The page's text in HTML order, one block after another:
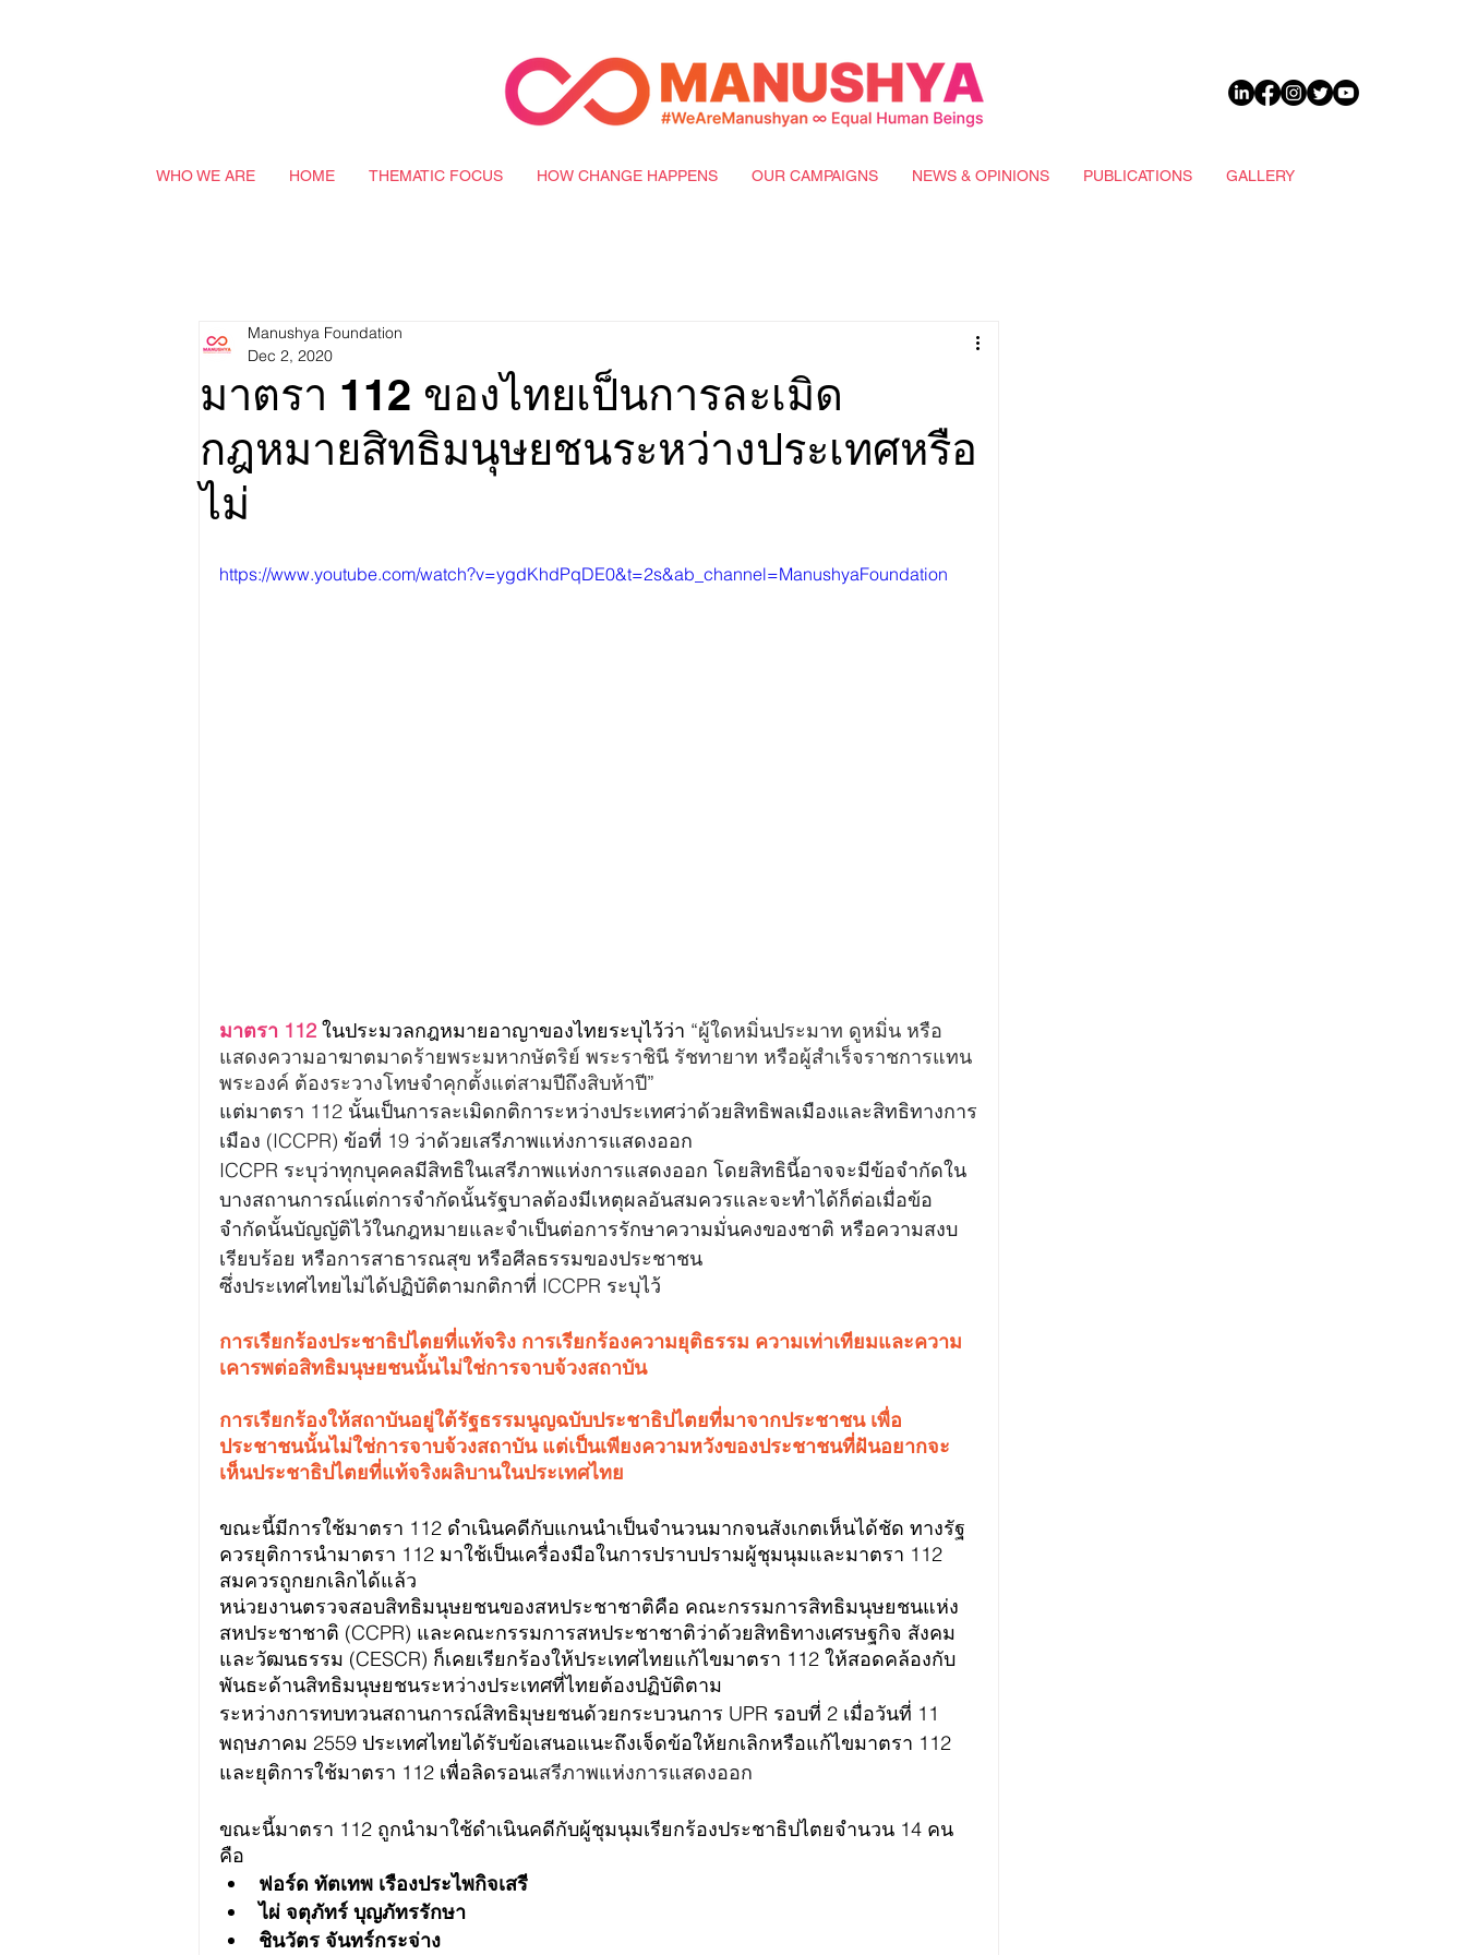
WHO WE ARE HOME THEMATIC FOCUS HOW CHANGE HAPPENS OUR CAMPAIGNS NEWS & OPINIONS PUBLICATIONS GALLERY
มาตรา 112 ของไทยเป็นการละเมิด
กฎหมายสิทธิมนุษยชนระหว่างประเทศหรือ
ไม่
Manushya Foundation
Dec 2, 2020
https://www.youtube.com/watch?v=ygdKhdPqDE0&t=2s&ab_channel=ManushyaFoundation
มาตรา 112 ในประมวลกฎหมายอาญาของไทยระบุไว้ว่า “ผู้ใดหมิ่นประมาท ดูหมิ่น หรือ
แสดงความอาฆาตมาดร้ายพระมหากษัตริย์ พระราชินี รัชทายาท หรือผู้สำเร็จราชการแทน
พระองค์ ต้องระวางโทษจำคุกตั้งแต่สามปีถึงสิบห้าปี”
แต่มาตรา 112 นั้นเป็นการละเมิดกติการะหว่างประเทศว่าด้วยสิทธิพลเมืองและสิทธิทางการ
เมือง (ICCPR) ข้อที่ 19 ว่าด้วยเสรีภาพแห่งการแสดงออก
ICCPR ระบุว่าทุกบุคคลมีสิทธิในเสรีภาพแห่งการแสดงออก โดยสิทธินี้อาจจะมีข้อจำกัดใน
บางสถานการณ์แต่การจำกัดนั้นรัฐบาลต้องมีเหตุผลอันสมควรและจะทำได้ก็ต่อเมื่อข้อ
จำกัดนั้นบัญญัติไว้ในกฎหมายและจำเป็นต่อการรักษาความมั่นคงของชาติ หรือความสงบ
เรียบร้อย หรือการสาธารณสุข หรือศีลธรรมของประชาชน
ซึ่งประเทศไทยไม่ได้ปฏิบัติตามกติกาที่ ICCPR ระบุไว้
การเรียกร้องประชาธิปไตยที่แท้จริง การเรียกร้องความยุติธรรม ความเท่าเทียมและความ
เคารพต่อสิทธิมนุษยชนนั้นไม่ใช่การจาบจ้วงสถาบัน
การเรียกร้องให้สถาบันอยู่ใต้รัฐธรรมนูญฉบับประชาธิปไตยที่มาจากประชาชน เพื่อ
ประชาชนนั้นไม่ใช่การจาบจ้วงสถาบัน แต่เป็นเพียงความหวังของประชาชนที่ฝันอยากจะ
เห็นประชาธิปไตยที่แท้จริงผลิบานในประเทศไทย
ขณะนี้มีการใช้มาตรา 112 ดำเนินคดีกับแกนนำเป็นจำนวนมากจนสังเกตเห็นได้ชัด ทางรัฐ
ควรยุติการนำมาตรา 112 มาใช้เป็นเครื่องมือในการปราบปรามผู้ชุมนุมและมาตรา 112
สมควรถูกยกเลิกได้แล้ว
หน่วยงานตรวจสอบสิทธิมนุษยชนของสหประชาชาติคือ คณะกรรมการสิทธิมนุษยชนแห่ง
สหประชาชาติ (CCPR) และคณะกรรมการสหประชาชาติว่าด้วยสิทธิทางเศรษฐกิจ สังคม
และวัฒนธรรม (CESCR) ก็เคยเรียกร้องให้ประเทศไทยแก้ไขมาตรา 112 ให้สอดคล้องกับ
พันธะด้านสิทธิมนุษยชนระหว่างประเทศที่ไทยต้องปฏิบัติตาม
ระหว่างการทบทวนสถานการณ์สิทธิมุษยชนด้วยกระบวนการ UPR รอบที่ 2 เมื่อวันที่ 11
พฤษภาคม 2559 ประเทศไทยได้รับข้อเสนอแนะถึงเจ็ดข้อให้ยกเลิกหรือแก้ไขมาตรา 112
และยุติการใช้มาตรา 112 เพื่อลิดรอนเสรีภาพแห่งการแสดงออก
ขณะนี้มาตรา 112 ถูกนำมาใช้ดำเนินคดีกับผู้ชุมนุมเรียกร้องประชาธิปไตยจำนวน 14 คน
คือ
ฟอร์ด ทัตเทพ เรืองประไพกิจเสรี
ไผ่ จตุภัทร์ บุญภัทรรักษา
ชินวัตร จันทร์กระจ่าง